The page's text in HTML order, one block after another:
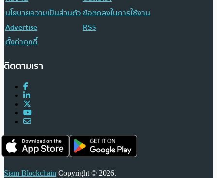
นโยบายความเป็นส่วนตัวข้อตกลงในการใช้งาน
Advertise
RSS
ตั้งค่าคุกกี้
ติดตามเรา
Siam Blockchain Copyright © 2026.